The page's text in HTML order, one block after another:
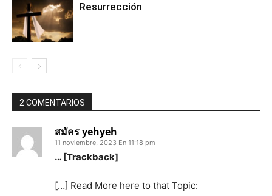
Resurrección
2 COMENTARIOS
สมัคร yehyeh
11 noviembre, 2023 En 11:18 pm
… [Trackback]
[…] Read More here to that Topic: